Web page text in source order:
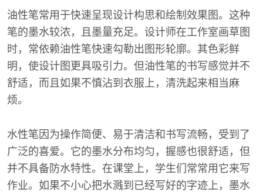
油性笔常用于快速呈现设计构思和绘制效果图。这种
笔的墨水较浓，且墨量充足。设计师在工作室画草图
时，常依赖油性笔快速勾勒出图形轮廓。其色彩鲜
明，使设计图更具吸引力。但油性笔的书写感觉并不
舒适，而且如果不慎沾到衣服上，清洗起来相当麻
烦。
水性笔因为操作简便、易于清洁和书写流畅，受到了
广泛的喜爱。它的墨水分布均匀，握感也很舒适，但
并不具备防水特性。在课堂上，学生们常常用它来写
作业。如果不小心把水溅到已经写好的字迹上，墨水